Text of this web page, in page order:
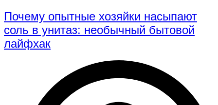
Почему опытные хозяйки насыпают
соль в унитаз: необычный бытовой
лайфхак